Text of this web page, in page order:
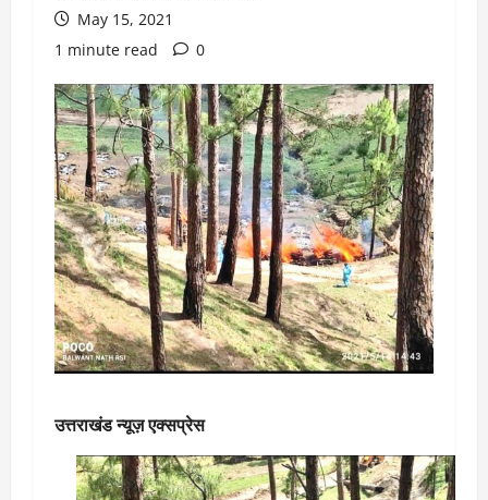
May 15, 2021
1 minute read
0
उत्तराखंड न्यूज़ एक्सप्रेस